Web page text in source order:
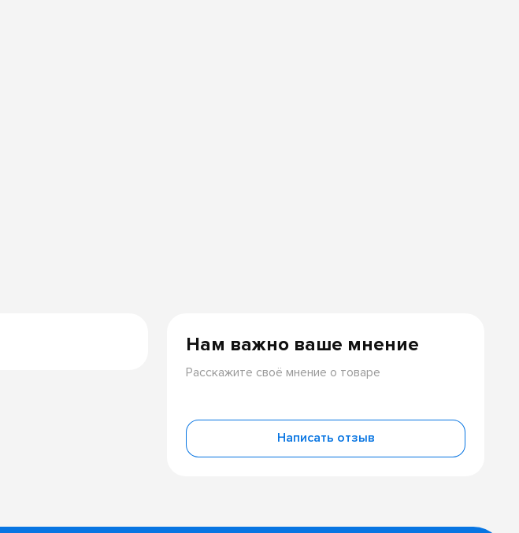
Нам важно ваше мнение
Расскажите своё мнение о товаре
Написать отзыв